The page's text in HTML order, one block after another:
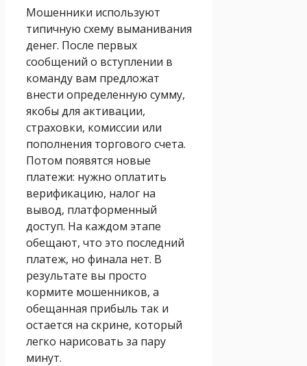
Мошенники используют
типичную схему выманивания
денег. После первых
сообщений о вступлении в
команду вам предложат
внести определенную сумму,
якобы для активации,
страховки, комиссии или
пополнения торгового счета.
Потом появятся новые
платежи: нужно оплатить
верификацию, налог на
вывод, платформенный
доступ. На каждом этапе
обещают, что это последний
платеж, но финала нет. В
результате вы просто
кормите мошенников, а
обещанная прибыль так и
остается на скрине, который
легко нарисовать за пару
минут.